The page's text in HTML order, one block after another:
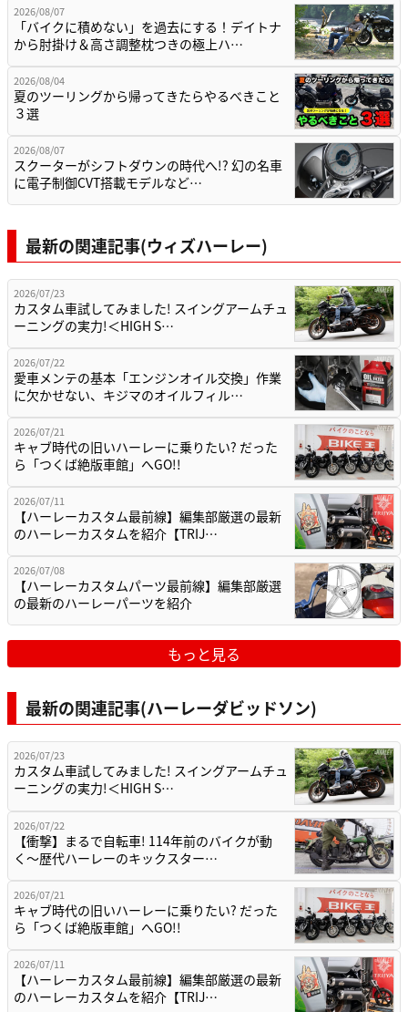
2026/08/07
「バイクに積めない」を過去にする！デイトナ
から肘掛け＆高さ調整枕つきの極上ハ…
2026/08/04
夏のツーリングから帰ってきたらやるべきこと
３選
2026/08/07
スクーターがシフトダウンの時代へ!? 幻の名車
に電子制御CVT搭載モデルなど…
最新の関連記事(ウィズハーレー)
2026/07/23
カスタム車試してみました! スイングアームチュ
ーニングの実力!＜HIGH S…
2026/07/22
愛車メンテの基本「エンジンオイル交換」作業
に欠かせない、キジマのオイルフィル…
2026/07/21
キャブ時代の旧いハーレーに乗りたい? だった
ら「つくば絶版車館」へGO!!
2026/07/11
【ハーレーカスタム最前線】編集部厳選の最新
のハーレーカスタムを紹介【TRIJ…
2026/07/08
【ハーレーカスタムパーツ最前線】編集部厳選
の最新のハーレーパーツを紹介
もっと見る
最新の関連記事(ハーレーダビッドソン)
2026/07/23
カスタム車試してみました! スイングアームチュ
ーニングの実力!＜HIGH S…
2026/07/22
【衝撃】まるで自転車! 114年前のバイクが動
く〜歴代ハーレーのキックスター…
2026/07/21
キャブ時代の旧いハーレーに乗りたい? だった
ら「つくば絶版車館」へGO!!
2026/07/11
【ハーレーカスタム最前線】編集部厳選の最新
のハーレーカスタムを紹介【TRIJ…